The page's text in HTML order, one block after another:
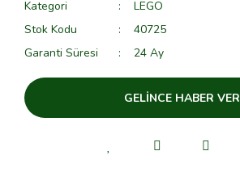
Kategori
LEGO
Stok Kodu
40725
Garanti Süresi
24 Ay
GELİNCE HABER VER